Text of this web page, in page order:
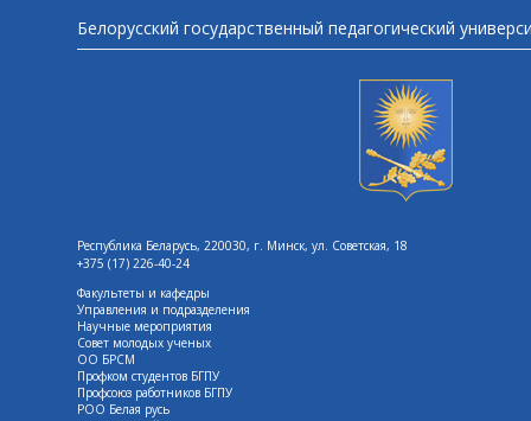
Белорусский государственный педагогический
Республика Беларусь, 220030, г. Минск, ул. Советская, 18
+375 (17) 226-40-24
Факультеты и кафедры
Управления и подразделения
Научные мероприятия
Совет молодых ученых
ОО БРСМ
Профком студентов БГПУ
Профсоюз работников БГПУ
РОО Белая русь